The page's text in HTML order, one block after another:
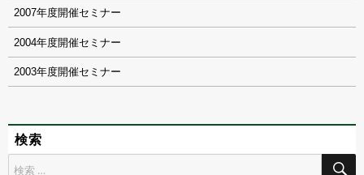
2007
2004
2003
検索